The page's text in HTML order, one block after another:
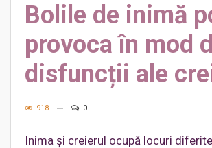
Bolile de inimă
provoca în mod
disfuncții ale
918 0
Inima și creierul ocupă locuri